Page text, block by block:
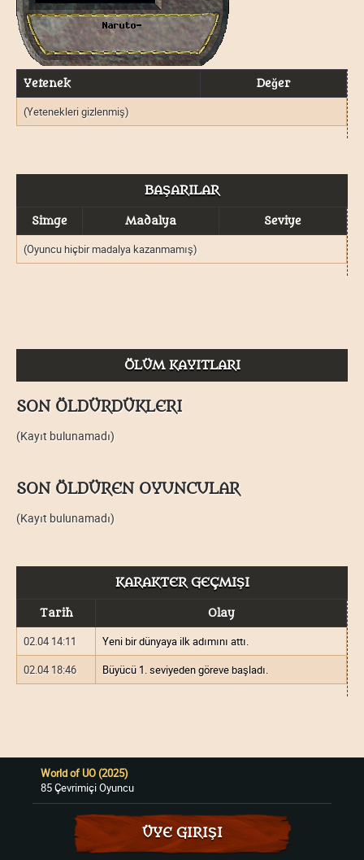
Yetenek Değer
(Yetenekleri gizlenmiş)
BAŞARILAR
Simge Madalya Seviye
(Oyuncu hiçbir madalya kazanmamış)
ÖLÜM KAYITLARI
SON ÖLDÜRDÜKLERI
(Kayıt bulunamadı)
SON ÖLDÜREN OYUNCULAR
(Kayıt bulunamadı)
KARAKTER GEÇMIŞI
Tarih Olay
02.04 14:11
Yeni bir dünyaya ilk adımını attı.
02.04 18:46
Büyücü 1. seviyeden göreve başladı.
World of UO (2025)
85 Çevrimiçi Oyuncu
ÜYE GIRIŞI